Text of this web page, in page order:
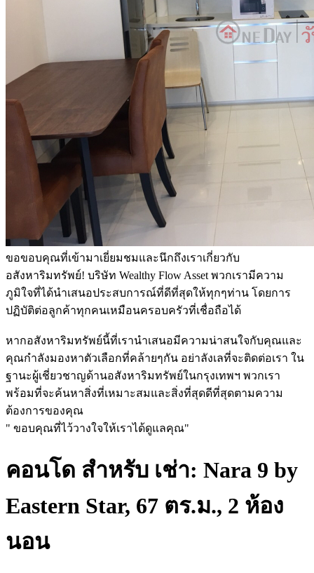
ขอขอบคุณที่เข้ามาเยี่ยมชมและนึกถึงเราเกี่ยวกับ
อสังหาริมทรัพย์! บริษัท Wealthy Flow Asset พวกเรามีความ
ภูมิใจที่ได้นำเสนอประสบการณ์ที่ดีที่สุดให้ทุกๆท่าน โดยการ
ปฏิบัติต่อลูกค้าทุกคนเหมือนครอบครัวที่เชื่อถือได้
หากอสังหาริมทรัพย์นี้ที่เรานำเสนอมีความน่าสนใจกับคุณและ
คุณกำลังมองหาตัวเลือกที่คล้ายๆกัน อย่าลังเลที่จะติดต่อเรา ใน
ฐานะผู้เชี่ยวชาญด้านอสังหาริมทรัพย์ในกรุงเทพฯ พวกเรา
พร้อมที่จะค้นหาสิ่งที่เหมาะสมและสิ่งที่สุดดีที่สุดตามความ
ต้องการของคุณ
" ขอบคุณที่ไว้วางใจให้เราได้ดูแลคุณ"
คอนโด สำหรับ เช่า: Nara 9 by
Eastern Star, 67 ตร.ม., 2 ห้อง
นอน